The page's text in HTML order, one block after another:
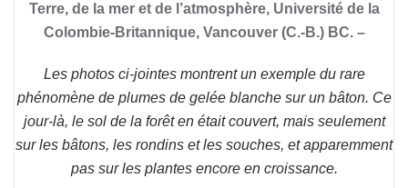
Terre, de la mer et de l’atmosphère, Université de la
Colombie-Britannique, Vancouver (C.-B.) BC. –
Les photos ci-jointes montrent un exemple du rare
phénomène de plumes de gelée blanche sur un bâton. Ce
jour-là, le sol de la forêt en était couvert, mais seulement
sur les bâtons, les rondins et les souches, et apparemment
pas sur les plantes encore en croissance.